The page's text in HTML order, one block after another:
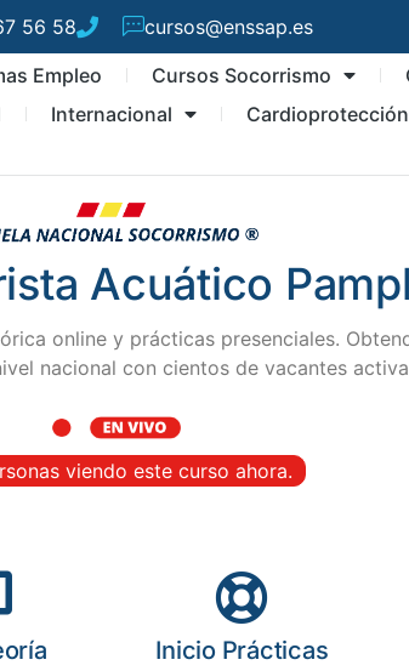
56 58
cursos@enssap.es
Empleo Cursos Socorrismo
Internacional Cardioprotección
Acuático
online y prácticas presenciales.
nacional con cientos de vacantes
viendo este curso ahora.
Inicio Prácticas